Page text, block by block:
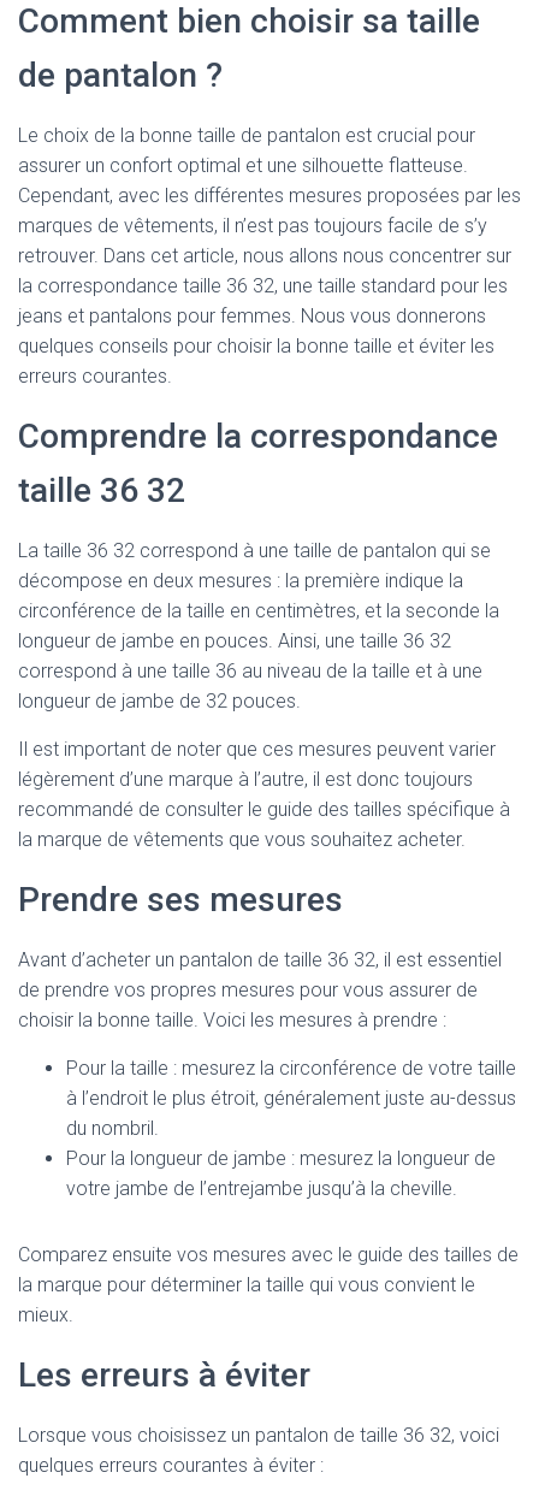
Comment bien choisir sa taille
de pantalon ?
Le choix de la bonne taille de pantalon est crucial pour
assurer un confort optimal et une silhouette flatteuse.
Cependant, avec les différentes mesures proposées par les
marques de vêtements, il n’est pas toujours facile de s’y
retrouver. Dans cet article, nous allons nous concentrer sur
la correspondance taille 36 32, une taille standard pour les
jeans et pantalons pour femmes. Nous vous donnerons
quelques conseils pour choisir la bonne taille et éviter les
erreurs courantes.
Comprendre la correspondance
taille 36 32
La taille 36 32 correspond à une taille de pantalon qui se
décompose en deux mesures : la première indique la
circonférence de la taille en centimètres, et la seconde la
longueur de jambe en pouces. Ainsi, une taille 36 32
correspond à une taille 36 au niveau de la taille et à une
longueur de jambe de 32 pouces.
Il est important de noter que ces mesures peuvent varier
légèrement d’une marque à l’autre, il est donc toujours
recommandé de consulter le guide des tailles spécifique à
la marque de vêtements que vous souhaitez acheter.
Prendre ses mesures
Avant d’acheter un pantalon de taille 36 32, il est essentiel
de prendre vos propres mesures pour vous assurer de
choisir la bonne taille. Voici les mesures à prendre :
Pour la taille : mesurez la circonférence de votre taille
à l’endroit le plus étroit, généralement juste au-dessus
du nombril.
Pour la longueur de jambe : mesurez la longueur de
votre jambe de l’entrejambe jusqu’à la cheville.
Comparez ensuite vos mesures avec le guide des tailles de
la marque pour déterminer la taille qui vous convient le
mieux.
Les erreurs à éviter
Lorsque vous choisissez un pantalon de taille 36 32, voici
quelques erreurs courantes à éviter :